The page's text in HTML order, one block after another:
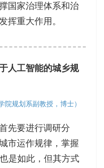
国家治理体系和治
挥重大作用。
人工智能的城乡规
院规划系副教授，博士）
先要进行调研分
市运作规律，掌握
是如此，但其方式